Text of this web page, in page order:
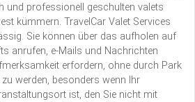
und professionell geschulten valets
kümmern. TravelCar Valet Services
Sie können über das aufholen auf
anrufen, e-Mails und Nachrichten
erfordern, ohne durch Park
werden, besonders wenn Ihr
ist, den Sie nicht mit